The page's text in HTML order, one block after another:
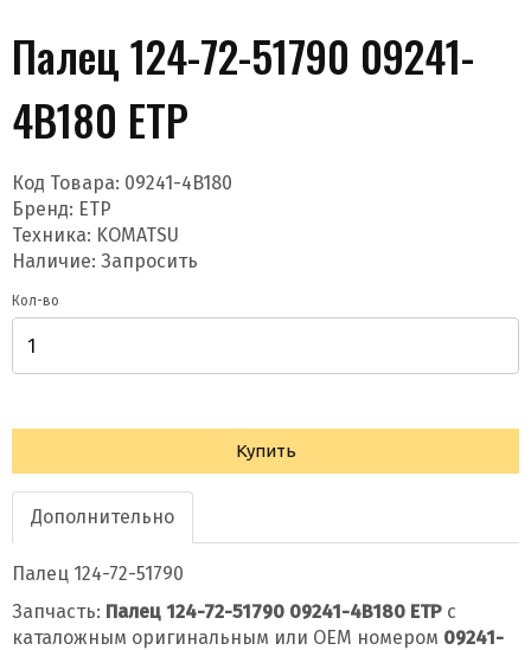
Палец 124-72-51790 09241-
4B180 ETP
Код Товара: 09241-4B180
Бренд: ETP
Техника: KOMATSU
Наличие: Запросить
Кол-во
Купить
Дополнительно
Палец 124-72-51790
Запчасть: Палец 124-72-51790 09241-4B180 ETP с
каталожным оригинальным или OEM номером 09241-